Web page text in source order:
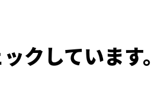
クしています。